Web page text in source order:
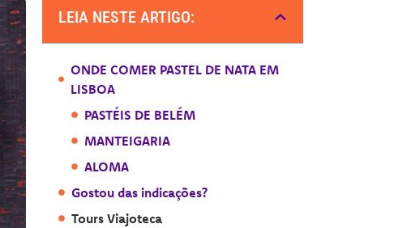
LEIA NESTE ARTIGO:
ONDE COMER PASTEL DE NATA EM
LISBOA
PASTÉIS DE BELÉM
MANTEIGARIA
ALOMA
Gostou das indicações?
Tours Viajoteca